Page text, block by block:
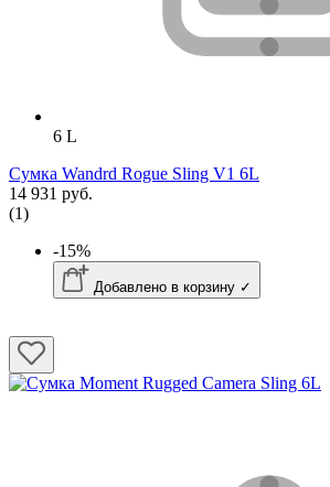
6 L
Сумка Wandrd Rogue Sling V1 6L
14 931 руб.
(1)
-15%
Добавлено в корзину ✓